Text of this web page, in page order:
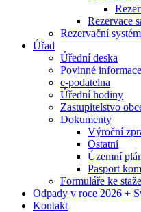
Rezervace
Rezervační systém
Úřad
Úřední deska
Povinné informace
e-podatelna
Úřední hodiny
Zastupitelstvo
Dokumenty
Výroční
Ostatní
Územní
Pasport
Formuláře ke
Odpady v roce 2026 +
Kontakt